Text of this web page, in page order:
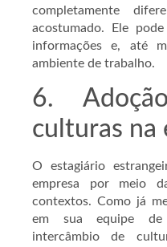
completamente
acostumado. Ele
informações e, até
ambiente de trabalho.
6.
culturas na
O estagiário
empresa por meio
contextos. Como já
em sua equipe de
intercâmbio de